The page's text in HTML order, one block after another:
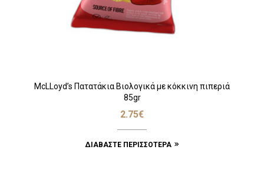
McLLoyd’s Πατατάκια Βιολογικά με κόκκινη πιπεριά
85gr
2.75€
ΔΙΑΒΆΣΤΕ ΠΕΡΙΣΣΌΤΕΡΑ